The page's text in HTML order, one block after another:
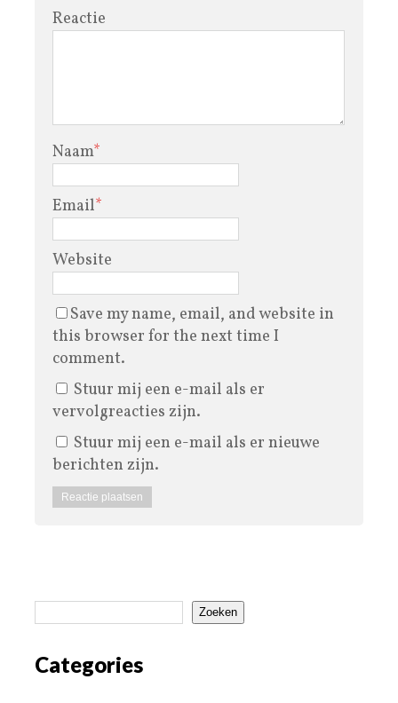
Reactie
Naam*
Email*
Website
Save my name, email, and website in
this browser for the next time I
comment.
Stuur mij een e-mail als er
vervolgreacties zijn.
Stuur mij een e-mail als er nieuwe
berichten zijn.
Zoeken
Categories